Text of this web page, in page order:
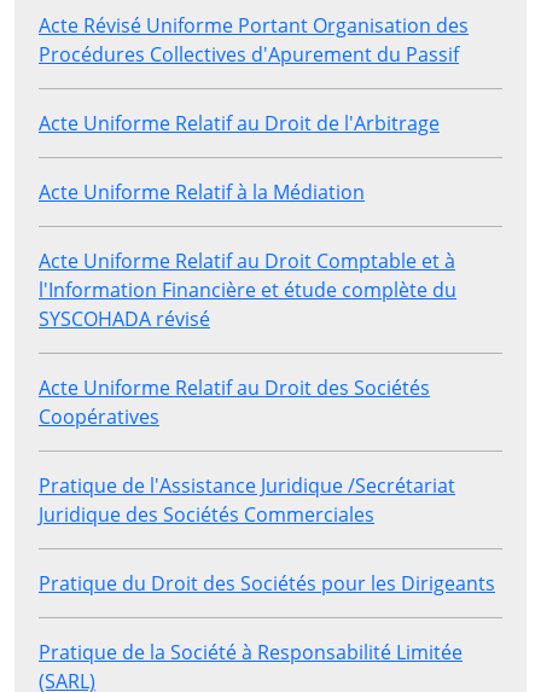
Acte Révisé Uniforme Portant Organisation des
Procédures Collectives d'Apurement du Passif
Acte Uniforme Relatif au Droit de l'Arbitrage
Acte Uniforme Relatif à la Médiation
Acte Uniforme Relatif au Droit Comptable et à
l'Information Financière et étude complète du
SYSCOHADA révisé
Acte Uniforme Relatif au Droit des Sociétés
Coopératives
Pratique de l'Assistance Juridique /Secrétariat
Juridique des Sociétés Commerciales
Pratique du Droit des Sociétés pour les Dirigeants
Pratique de la Société à Responsabilité Limitée
(SARL)